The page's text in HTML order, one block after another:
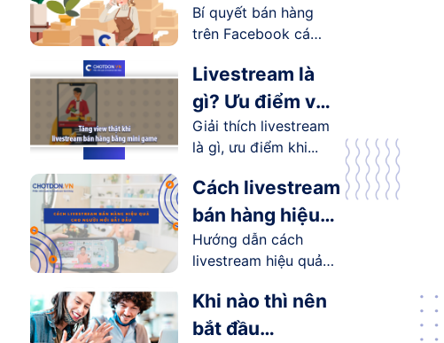
Facebook cá
nhân hiệu quả
Bí quyết bán hàng
trên Facebook cá
Livestream là
gì? Ưu điểm và
lợi ích
livestream
mang lại như
thế nào?
Giải thích livestream
là gì, ưu điểm khi...
Cách livestream
bán hàng hiệu
quả cho người
mới bắt đầu
Hướng dẫn cách
livestream hiệu quả
Khi nào thì nên
bắt đầu